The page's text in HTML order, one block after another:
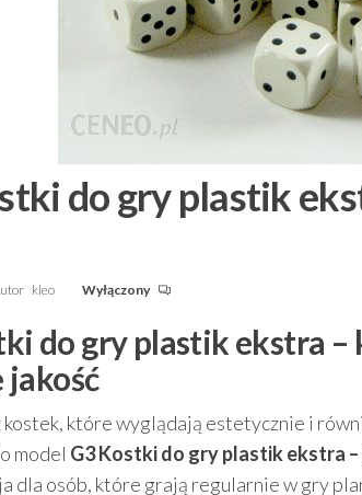
do gry plastik
kleo Wyłączony
do gry plastik ekstra –
jakość
kostek, które wyglądają estetycznie i
model G3 Kostki do gry plastik ekstra –
dla osób, które grają regularnie w gry